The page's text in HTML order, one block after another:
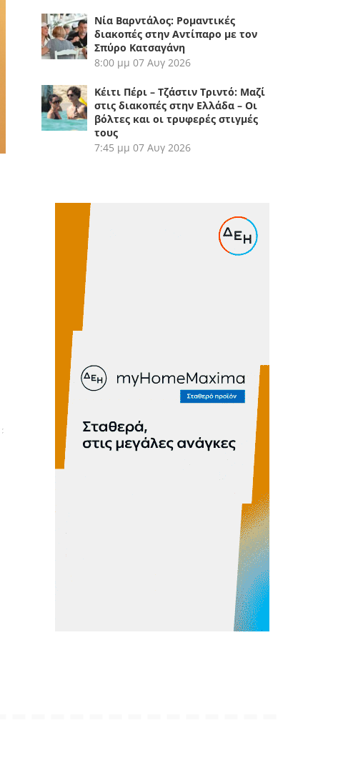
Νία Βαρντάλος: Ρομαντικές
διακοπές στην Αντίπαρο με τον
Σπύρο Κατσαγάνη
8:00 μμ 07 Αυγ 2026
Κέιτι Πέρι – Τζάστιν Τριντό: Μαζί
στις διακοπές στην Ελλάδα – Οι
βόλτες και οι τρυφερές στιγμές
τους
7:45 μμ 07 Αυγ 2026